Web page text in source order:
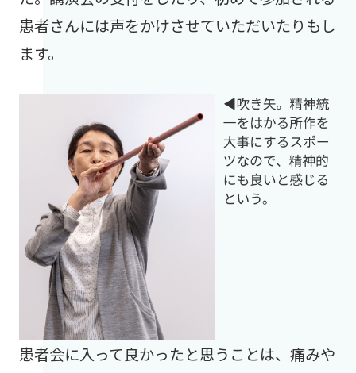
患者さんには声をかけさせていただいたりもし
ます。
患者会に入って良かったと思うことは、痛みや